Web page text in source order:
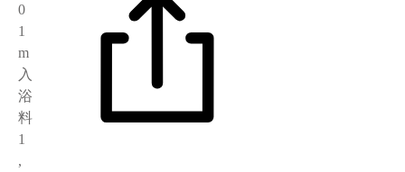
0
1
m
入
浴
料
1
,